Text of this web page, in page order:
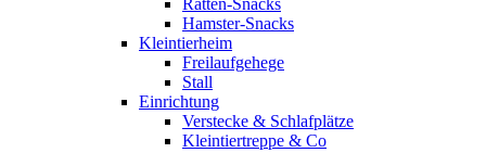
Ratten-Snacks
Hamster-Snacks
Kleintierheim
Freilaufgehege
Stall
Einrichtung
Verstecke & Schlafplätze
Kleintiertreppe & Co